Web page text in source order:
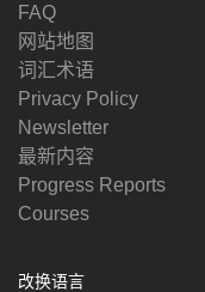
FAQ
网站地图
词汇术语
Privacy Policy
Newsletter
最新内容
Progress Reports
Courses
改换语言